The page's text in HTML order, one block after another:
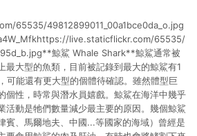
65535/49812899011_00a1bce0da_o.jpg
live.staticflickr.com/65535/
鯨鯊 Whale Shark**鯨鯊通常被
最大型的魚類，目前被記錄到最大的鯨鯊有1
可能還有更大型的個體待確認。雖然體型巨
個性，時常與潛水員嬉戲。鯨鯊在海洋中幾乎
活動是牠們數量減少最主要的原因。幾個鯨鯊
賓、馬爾地夫、中國...等國家的海域）曾經是